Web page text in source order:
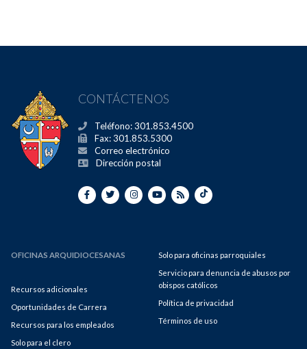
CONTÁCTENOS
Teléfono: 301.853.4500
Fax: 301.853.5300
Correo electrónico
Dirección postal
OFICINAS ARQUIDIOCESANAS
Recursos adicionales
Oportunidades de Carrera
Recursos para los empleados
Solo para el clero
Solo para oficinas parroquiales
Servicio para denuncia de abusos por
obispos católicos
Política de privacidad
Términos de uso